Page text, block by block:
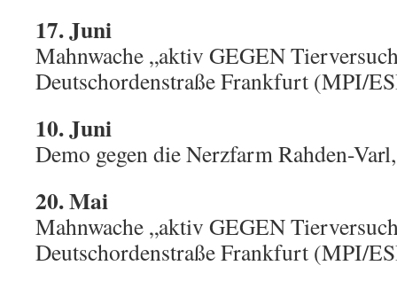
17. Juni
Mahnwache „aktiv GEGEN
Deutschordenstraße Frankfurt (MPI/
10. Juni
Demo gegen die Nerzfarm Rahden-
20. Mai
Mahnwache „aktiv GEGEN
Deutschordenstraße Frankfurt (MPI/